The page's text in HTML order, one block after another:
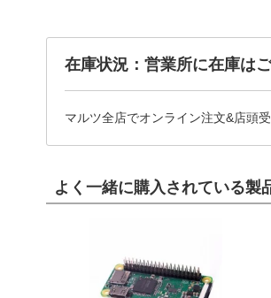
在庫状況：営業所に在庫はご
マルツ全店でオンライン注文&店頭
よく一緒に購入されている製